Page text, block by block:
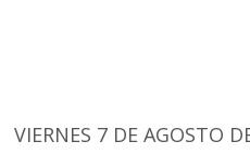
VIERNES 7 DE AGOSTO